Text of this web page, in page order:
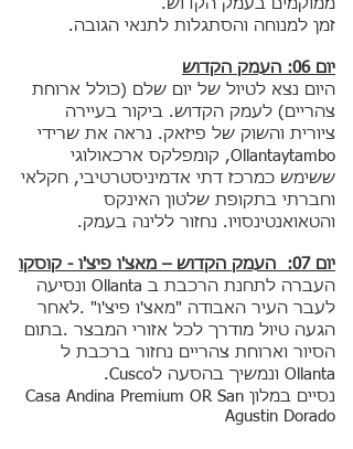
ממוקמים בעמק הקדוש.
זמן למנוחה והסתגלות לתנאי הגובה.
יום 06: העמק הקדוש
היום נצא לטיול של יום שלם (כולל ארוחת
צהריים) לעמק הקדוש. ביקור בעיירה
ציורית והשוק של פיזאק. נראה את שרידי
Ollantaytambo, קומפלקס ארכאולוגי
ששימש כמרכז דתי אדמיניסטרטיבי, חקלאי
וחברתי בתקופת שלטון האינקס
והטאואנטינסויו. נחזור ללינה בעמק.
יום 07: העמק הקדוש – מאצ'ו פיצ'ו - קוסקו
העברה לתחנת הרכבת ב Ollanta ונסיעה
לעבר העיר האבודה "מאצ'ו פיצ'ו" .לאחר
הגעה טיול מודרך לכל אזורי המבצר .בתום
הסיור וארוחת צהריים נחזור ברכבת ל
Ollanta ונמשיך בהסעה לCusco.
נסיים במלון Casa Andina Premium OR San
Agustin Dorado